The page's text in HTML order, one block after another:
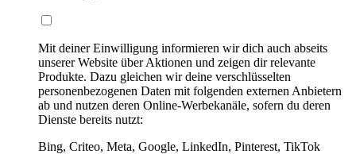
Mit deiner Einwilligung informieren wir dich auch abseits
unserer Website über Aktionen und zeigen dir relevante
Produkte. Dazu gleichen wir deine verschlüsselten
personenbezogenen Daten mit folgenden externen Anbietern
ab und nutzen deren Online-Werbekanäle, sofern du deren
Dienste bereits nutzt:
Bing, Criteo, Meta, Google, LinkedIn, Pinterest, TikTok